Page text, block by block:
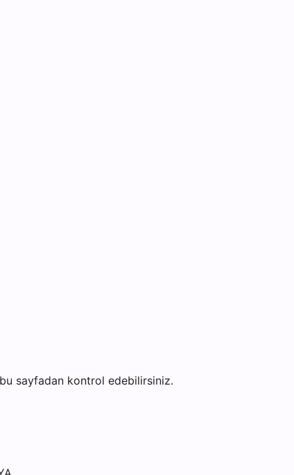
sayfadan kontrol edebilirsiniz.